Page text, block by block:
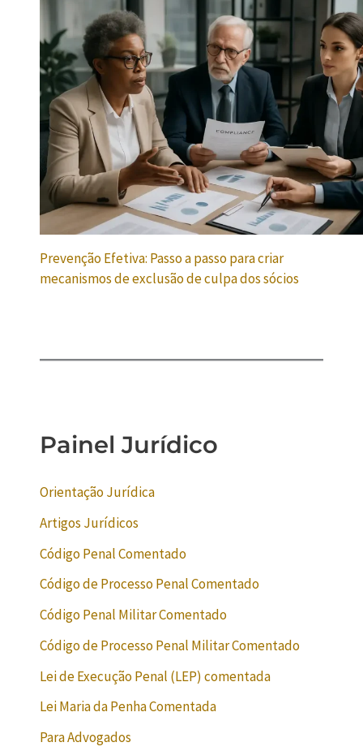
Prevenção Efetiva: Passo a passo para criar
mecanismos de exclusão de culpa dos sócios
Painel Jurídico
Orientação Jurídica
Artigos Jurídicos
Código Penal Comentado
Código de Processo Penal Comentado
Código Penal Militar Comentado
Código de Processo Penal Militar Comentado
Lei de Execução Penal (LEP) comentada
Lei Maria da Penha Comentada
Para Advogados